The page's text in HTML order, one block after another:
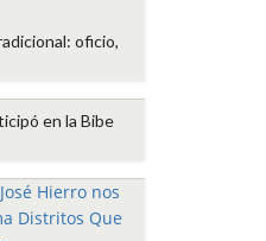
oficio,
en la Bibe